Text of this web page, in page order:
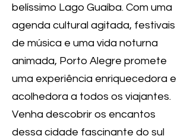
belíssimo Lago Guaíba. Com uma
agenda cultural agitada, festivais
de música e uma vida noturna
animada, Porto Alegre promete
uma experiência enriquecedora e
acolhedora a todos os viajantes.
Venha descobrir os encantos
dessa cidade fascinante do sul